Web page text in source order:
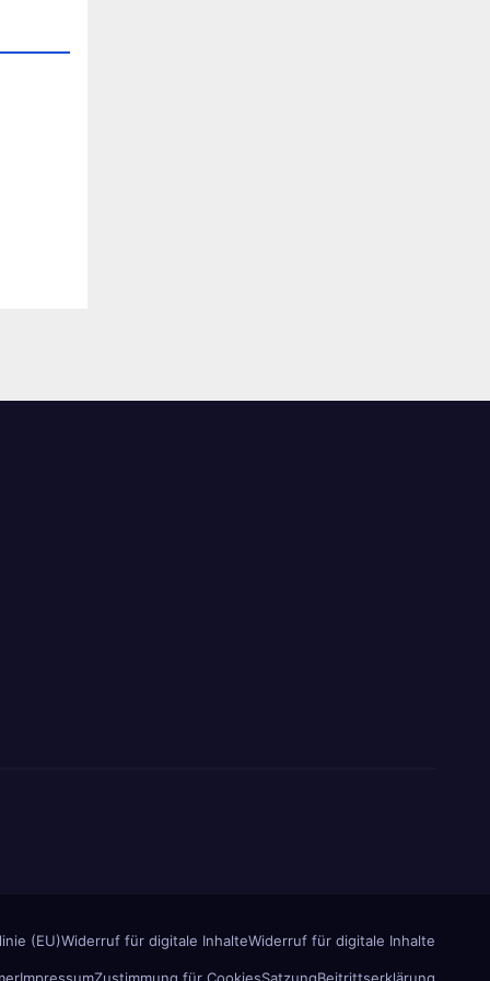
(EU)Widerruf für digitale InhalteWiderruf für digitale Inhalte